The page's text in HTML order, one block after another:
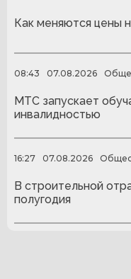
Как меняются цены
08:43 07.08.2026
МТС запускает
инвалидностью
16:27 07.08.2026
В строительной
полугодия